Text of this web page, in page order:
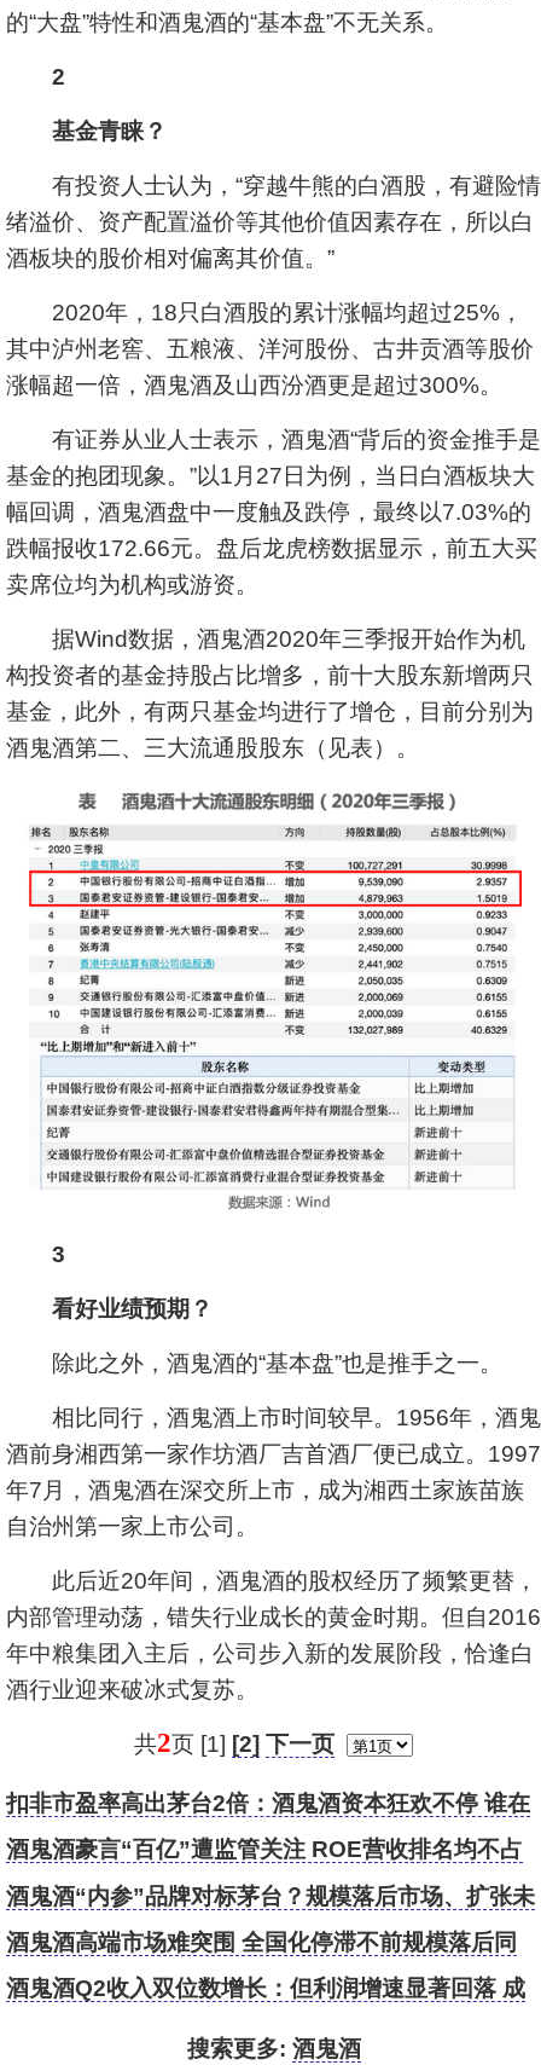
的“大盘”特性和酒鬼酒的“基本盘”不无关系。
2
基金青睐？
有投资人士认为，“穿越牛熊的白酒股，有避险情
绪溢价、资产配置溢价等其他价值因素存在，所以白
酒板块的股价相对偏离其价值。”
2020年，18只白酒股的累计涨幅均超过25%，
其中泸州老窖、 五粮液、 洋河股份、 古井贡酒等股价
涨幅超一倍，酒鬼酒及山西汾酒更是超过300%。
有证券从业人士表示，酒鬼酒“背后的资金推手是
基金的抱团现象。”以1月27日为例，当日白酒板块大
幅回调，酒鬼酒盘中一度触及跌停，最终以7.03%的
跌幅报收172.66元。盘后龙虎榜数据显示，前五大买
卖席位均为机构或游资。
据Wind数据，酒鬼酒2020年三季报开始作为机
构投资者的基金持股占比增多，前十大股东新增两只
基金，此外，有两只基金均进行了增仓，目前分别为
酒鬼酒第二、三大流通股股东（见表）。
3
看好业绩预期？
除此之外，酒鬼酒的“基本盘”也是推手之一。
相比同行，酒鬼酒上市时间较早。1956年，酒鬼
酒前身湘西第一家作坊酒厂吉首酒厂便已成立。1997
年7月，酒鬼酒在深交所上市，成为湘西土家族苗族
自治州第一家上市公司。
此后近20年间，酒鬼酒的股权经历了频繁更替，
内部管理动荡，错失行业成长的黄金时期。但自2016
年中粮集团入主后，公司步入新的发展阶段，恰逢白
酒行业迎来破冰式复苏。
共2页 [1] [2] 下一页
扣非市盈率高出茅台2倍：酒鬼酒资本狂欢不停 谁在
背后“贪杯”？
酒鬼酒豪言“百亿”遭监管关注 ROE营收排名均不占
优
酒鬼酒“内参”品牌对标茅台？规模落后市场、扩张未
达预期
酒鬼酒高端市场难突围 全国化停滞不前规模落后同
行
酒鬼酒Q2收入双位数增长：但利润增速显著回落 成
搜索更多: 酒鬼酒